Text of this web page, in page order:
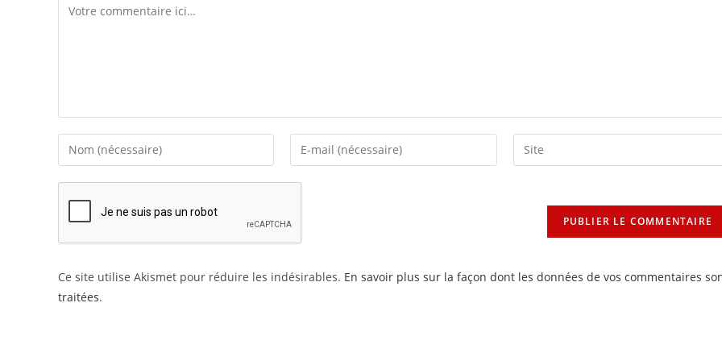
Comment
Enter
your
name
username
to
Enter
your
email
to
comment
Saisir
l’URL
Ce site utilise Akismet pour réduire les indésirables. En savoir plus sur la façon dont les données de vos commentaires
traitées.